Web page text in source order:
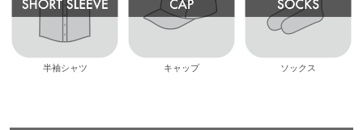
半袖シャツ キャップ ソックス